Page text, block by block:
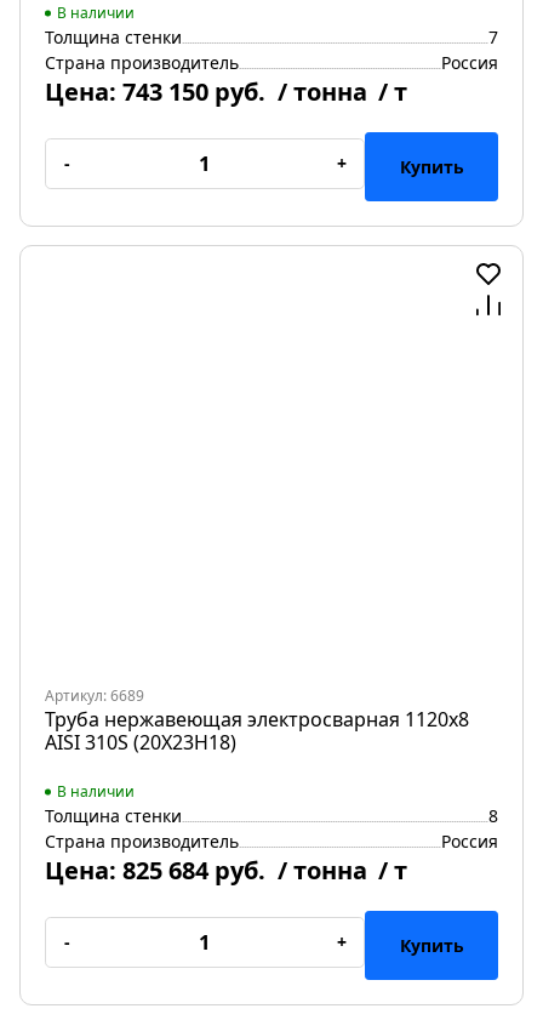
В наличии
Толщина стенки
7
Страна производитель
Россия
Цена: 743 150 руб. / тонна / т
- + Купить
Артикул: 6689
Труба нержавеющая электросварная 1120х8
AISI 310S (20Х23Н18)
В наличии
Толщина стенки
8
Страна производитель
Россия
Цена: 825 684 руб. / тонна / т
- + Купить